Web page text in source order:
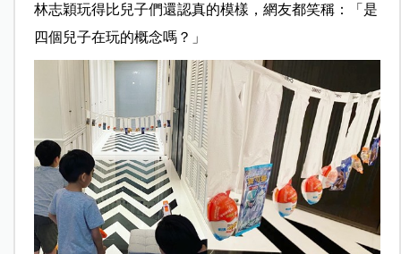
林志穎玩得比兒子們還認真的模樣，網友都笑稱：「是
四個兒子在玩的概念嗎？」